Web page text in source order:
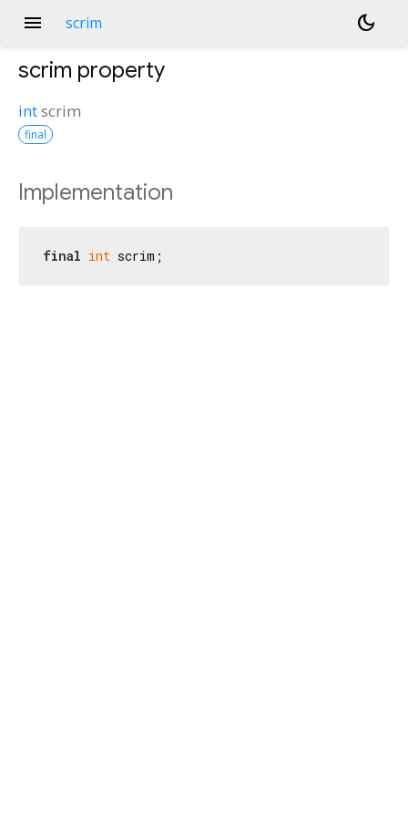
menu scrim dark_mode
scrim property
intscrim
final
Implementation
final int scrim;